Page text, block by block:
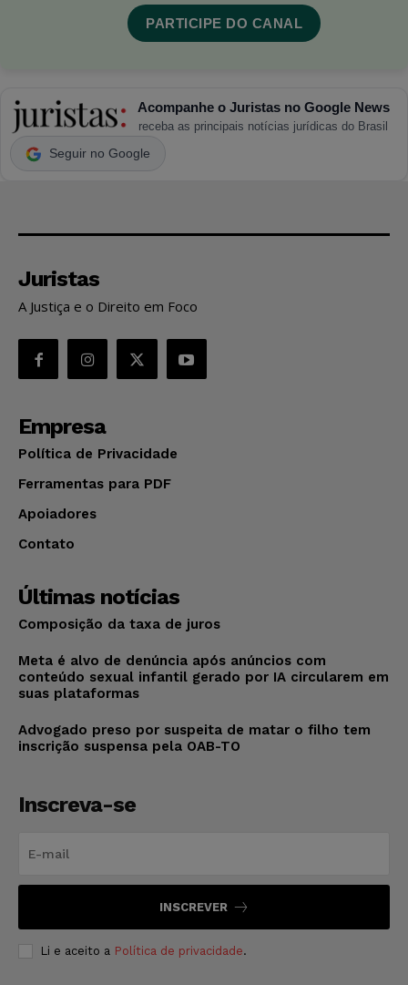
PARTICIPE DO CANAL
Acompanhe o Juristas no Google News
receba as principais notícias jurídicas do Brasil
Seguir no Google
Juristas
A Justiça e o Direito em Foco
Empresa
Política de Privacidade
Ferramentas para PDF
Apoiadores
Contato
Últimas notícias
Composição da taxa de juros
Meta é alvo de denúncia após anúncios com
conteúdo sexual infantil gerado por IA circularem em
suas plataformas
Advogado preso por suspeita de matar o filho tem
inscrição suspensa pela OAB-TO
Inscreva-se
INSCREVER
Li e aceito a Política de privacidade.